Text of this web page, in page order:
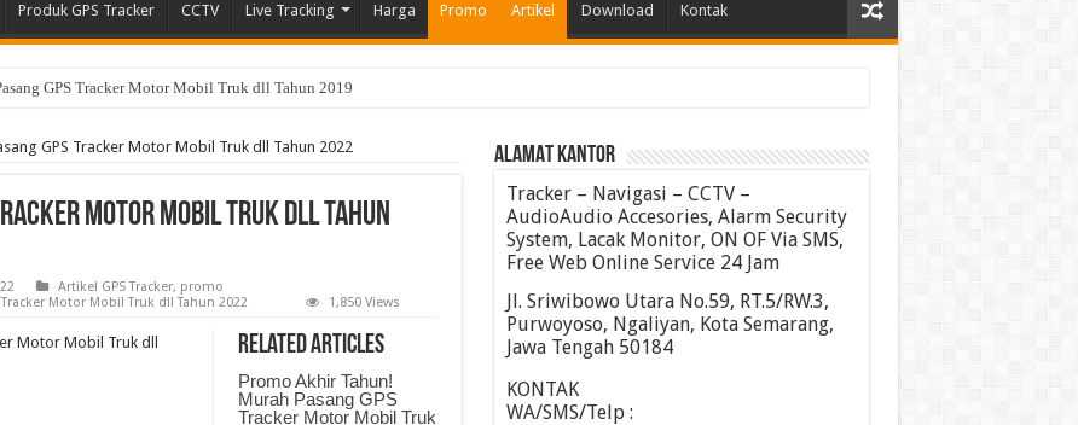
Produk GPS Tracker CCTV Live Tracking Harga Promo Artikel Download Kontak
GPS Tracker Motor Mobil Truk dll Tahun 2019
GPS Tracker Motor Mobil Truk dll Tahun 2022
Motor Mobil Truk dll Tahun
Artikel GPS Tracker, promo
Motor Mobil Truk dll Tahun 2022 1,850 Views
Related Articles
Promo Akhir Tahun!
Murah Pasang GPS
Tracker Motor Mobil Truk
Motor Mobil Truk dll
ALAMAT KANTOR
Tracker – Navigasi – CCTV –
AudioAudio Accesories, Alarm Security
System, Lacak Monitor, ON OF Via SMS,
Free Web Online Service 24 Jam
Jl. Sriwibowo Utara No.59, RT.5/RW.3,
Purwoyoso, Ngaliyan, Kota Semarang,
Jawa Tengah 50184
KONTAK
WA/SMS/Telp :